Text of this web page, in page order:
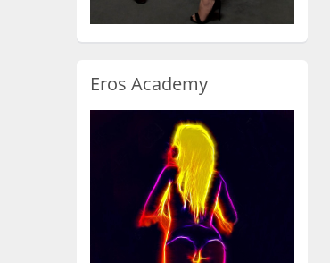
Eros Academy